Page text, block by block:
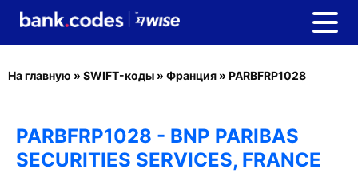
На главную » SWIFT-коды » Франция » PARBFRP1028
PARBFRP1028 - BNP PARIBAS
SECURITIES SERVICES, FRANCE